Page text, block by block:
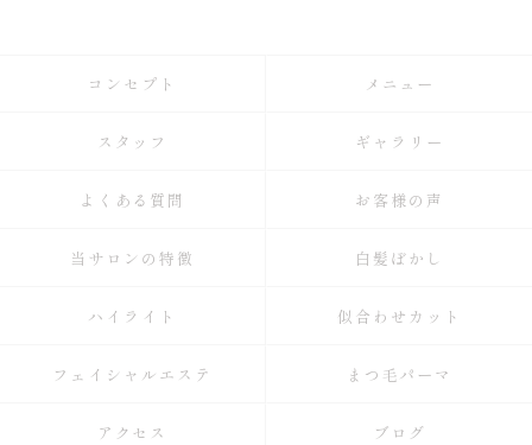
コンセプト メニュー
スタッフ ギャラリー
よくある質問 お客様の声
当サロンの特徴 白髪ぼかし
ハイライト 似合わせカット
フェイシャルエステ まつ毛パーマ
アクセス ブログ